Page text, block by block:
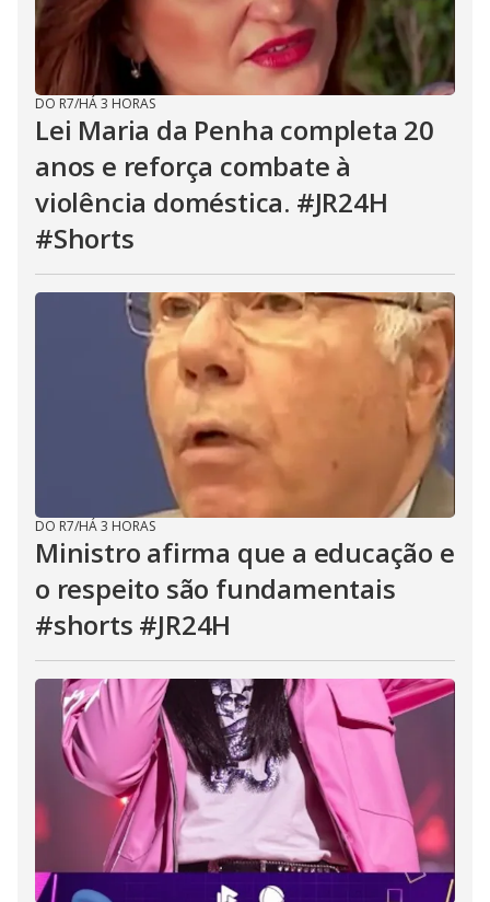
DO R7/HÁ 3 HORAS
Lei Maria da Penha completa 20
anos e reforça combate à
violência doméstica. #JR24H
#Shorts
DO R7/HÁ 3 HORAS
Ministro afirma que a educação e
o respeito são fundamentais
#shorts #JR24H